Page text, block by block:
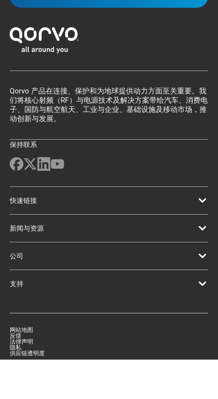
Qorvo 产品在连接、保护和为地球提供动力方面至关重要。我
们将核心射频（RF）与电源技术及解决方案带给汽车、消费电
子、国防与航空航天、工业与企业、基础设施及移动市场，推
动创新与发展。
保持联系
快速链接
新闻与资源
公司
支持
网站地图
反馈
法律声明
隐私
供应链透明度